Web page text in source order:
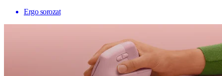
Ergo sorozat